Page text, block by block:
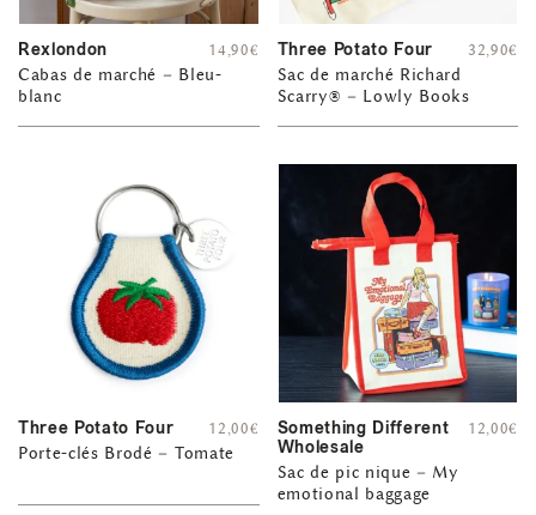
Rexlondon
Cabas de marché – Bleu-
blanc
14,90€ Three Potato Four
Sac de marché Richard
Scarry® – Lowly Books
32,90€
Three Potato Four
Porte-clés Brodé – Tomate
12,00€
Something Different
Wholesale
Sac de pic nique – My
emotional baggage
12,00€